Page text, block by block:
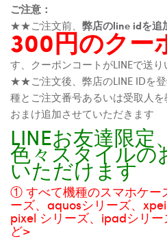
ご注意：
★★ご注文前、 弊店のline idを追
300円のクー
す、クーポンコートがLINEで送
★★ご注文後、弊店のLINE IDを
種とご注文番号あるいは受取人
おまけ追加させていただきます
LINEお友達限定
色々スタイルの
いただけます
① すべて機種のスマホケー
ーズ、aquosシリーズ、
pixel シリーズ、ipadシリ
ど>